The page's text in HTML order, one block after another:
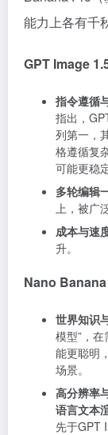
能力上各有千
GPT Image
指令遵循
指出，
列第一，
格遵循复
可能更稳定
多轮编辑
上，被广
成本与速
升。
Nano Banana
世界知识
模型”，
能更聪明
场景。
高分辨率
语言文本
先于GPT